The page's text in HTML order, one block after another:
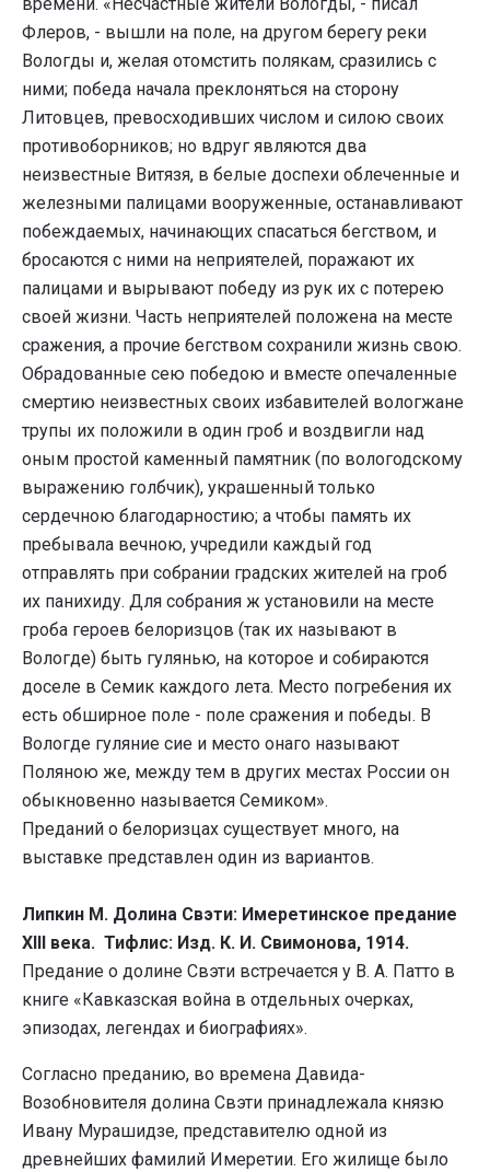
времени. «Несчастные жители Вологды, - писал
Флеров, - вышли на поле, на другом берегу реки
Вологды и, желая отомстить полякам, сразились с
ними; победа начала преклоняться на сторону
Литовцев, превосходивших числом и силою своих
противоборников; но вдруг являются два
неизвестные Витязя, в белые доспехи облеченные и
железными палицами вооруженные, останавливают
побеждаемых, начинающих спасаться бегством, и
бросаются с ними на неприятелей, поражают их
палицами и вырывают победу из рук их с потерею
своей жизни. Часть неприятелей положена на месте
сражения, а прочие бегством сохранили жизнь свою.
Обрадованные сею победою и вместе опечаленные
смертию неизвестных своих избавителей вологжане
трупы их положили в один гроб и воздвигли над
оным простой каменный памятник (по вологодскому
выражению голбчик), украшенный только
сердечною благодарностию; а чтобы память их
пребывала вечною, учредили каждый год
отправлять при собрании градских жителей на гроб
их панихиду. Для собрания ж установили на месте
гроба героев белоризцов (так их называют в
Вологде) быть гулянью, на которое и собираются
доселе в Семик каждого лета. Место погребения их
есть обширное поле - поле сражения и победы. В
Вологде гуляние сие и место онаго называют
Поляною же, между тем в других местах России он
обыкновенно называется Семиком».
Преданий о белоризцах существует много, на
выставке представлен один из вариантов.
Липкин М. Долина Свэти: Имеретинское предание
XIII века. Тифлис: Изд. К. И. Свимонова, 1914.
Предание о долине Свэти встречается у В. А. Патто в
книге «Кавказская война в отдельных очерках,
эпизодах, легендах и биографиях».
Согласно преданию, во времена Давида-
Возобновителя долина Свэти принадлежала князю
Ивану Мурашидзе, представителю одной из
древнейших фамилий Имеретии. Его жилище было